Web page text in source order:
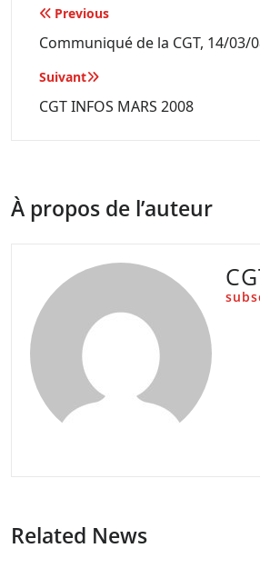
Navigation
de
l’article
Previous
Communiqué de la CGT, 14/03/
Suivant
CGT INFOS MARS 2008
À propos de l’auteur
Related News